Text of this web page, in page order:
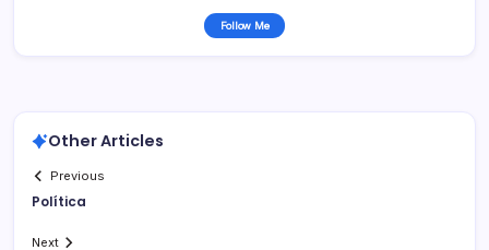
Follow Me
Other Articles
Previous
Polí­tica
Next